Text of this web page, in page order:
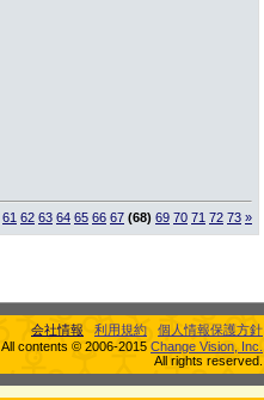
61 62 63 64 65 66 67 (68) 69 70 71 72 73 »
会社情報 利用規約
個人情報保護方針
All contents © 2006-2015 Change Vision, Inc.
All rights reserved.